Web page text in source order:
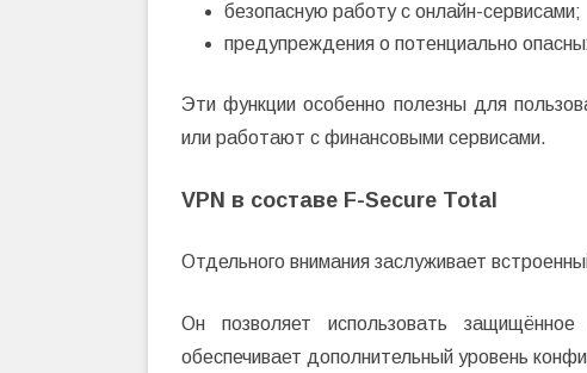
безопасную работу с онлайн-сервисами;
предупреждения о потенциально
Эти функции особенно полезны для
или работают с финансовыми сервисами.
VPN в составе F-Secure Total
Отдельного внимания заслуживает
Он позволяет использовать
обеспечивает дополнительный уровень